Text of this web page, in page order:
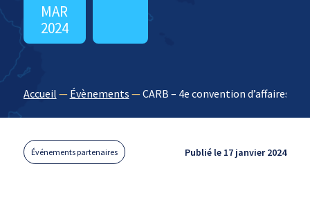
MAR
2024
Accueil — Évènements —CARB – 4e convention d’affaires
Événements partenaires Publié le 17 janvier 2024